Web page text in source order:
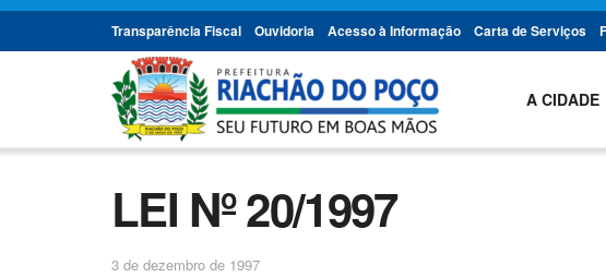
Transparência Fiscal Ouvidoria Acesso à Informação Carta de Serviços
A CIDADE
LEI Nº 20/1997
3 de dezembro de 1997